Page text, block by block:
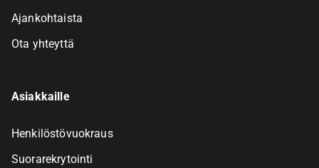
Ajankohtaista
Ota yhteyttä
Asiakkaille
Henkilöstövuokraus
Suorarekrytointi